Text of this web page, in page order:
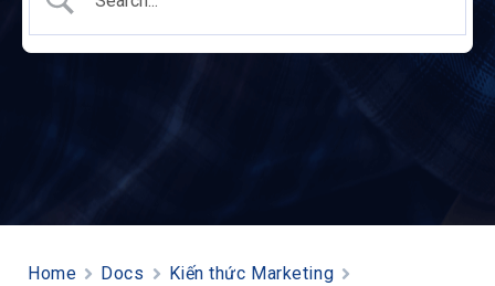
Home Docs
Kiến thức Marketing